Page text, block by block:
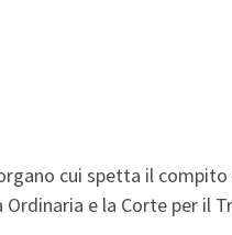
cui spetta il
e la Corte per il